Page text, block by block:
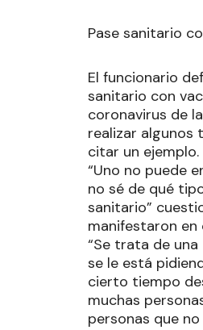
Pase sanitario
El funcionario
sanitario con
coronavirus de
realizar algunos
citar un ejemplo.
“Uno no puede
no sé de qué
sanitario”
manifestaron
“Se trata de
se le está
cierto tiempo
muchas
personas que